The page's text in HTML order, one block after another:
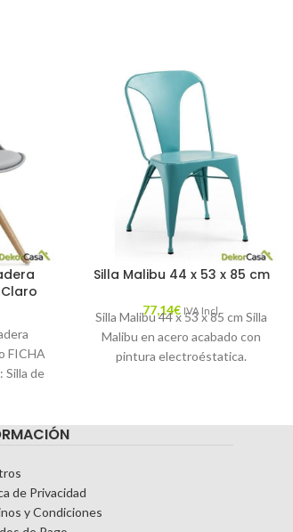
FICHA
Silla de
Silla Malibu 44 x 53 x 85 cm
77,14€ IVA Incl.
Silla Malibu 44 x 53 x 85 cm Silla
Malibu en acero acabado con
pintura electroéstatica.
de Privacidad
y Condiciones